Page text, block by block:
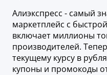
Алиэкспресс - самый
маркетплейс с
включает миллионы
производителей.
текущему курсу в
купоны и промокоды